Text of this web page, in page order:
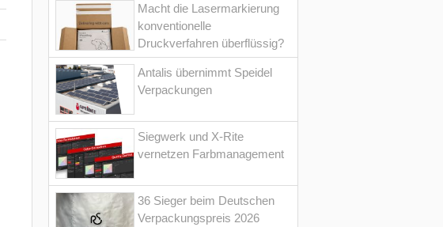
Macht die Lasermarkierung
konventionelle
Druckverfahren überflüssig?
Antalis übernimmt Speidel
Verpackungen
Siegwerk und X-Rite
vernetzen Farbmanagement
36 Sieger beim Deutschen
Verpackungspreis 2026